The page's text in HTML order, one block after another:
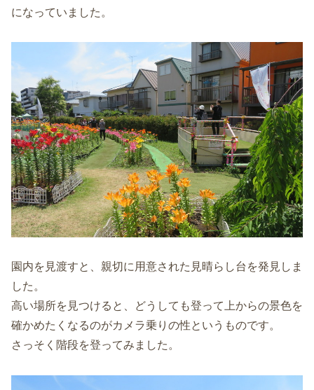
になっていました。
園内を見渡すと、親切に用意された見晴らし台を発見しま
した。
高い場所を見つけると、どうしても登って上からの景色を
確かめたくなるのがカメラ乗りの性というものです。
さっそく階段を登ってみました。